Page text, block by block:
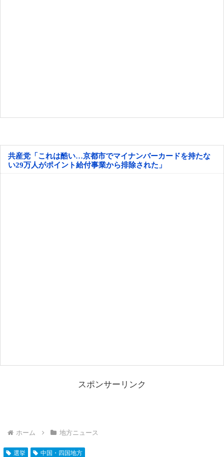
共産党「これは酷い…京都市でマイナンバーカードを持たな
い29万人がポイント給付事業から排除された」
スポンサーリンク
ホーム 地方ニュース
選挙 中国・四国地方